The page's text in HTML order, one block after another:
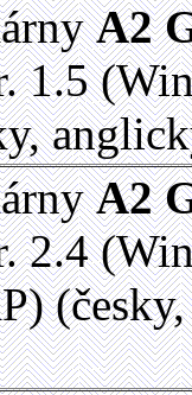
A2
1.5
A2
2.4
(česky,